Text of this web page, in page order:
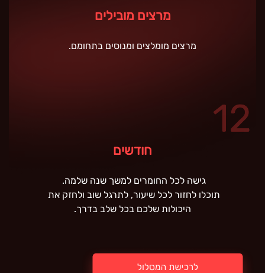
מרצים מובילים
מרצים מומלצים ומנוסים בתחומם.
חודשים
גישה לכל החומרים למשך שנה שלמה.
תוכלו לחזור לכל שיעור, לתרגל שוב ולחזק את
היכולות שלכם בכל שלב בדרך.